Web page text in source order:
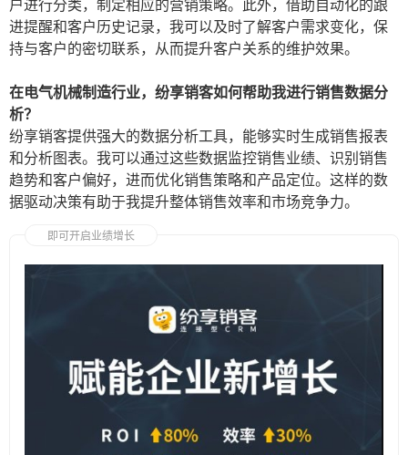
户进行分类，制定相应的营销策略。此外，借助自动化的跟
进提醒和客户历史记录，我可以及时了解客户需求变化，保
持与客户的密切联系，从而提升客户关系的维护效果。
在电气机械制造行业，纷享销客如何帮助我进行销售数据分
析？
纷享销客提供强大的数据分析工具，能够实时生成销售报表
和分析图表。我可以通过这些数据监控销售业绩、识别销售
趋势和客户偏好，进而优化销售策略和产品定位。这样的数
据驱动决策有助于我提升整体销售效率和市场竞争力。
即可开启业绩增长